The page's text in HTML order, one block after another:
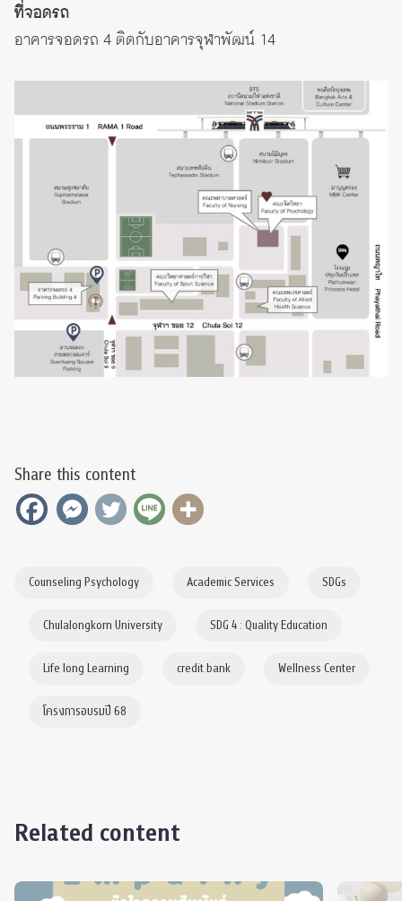
ที่จอดรถ
อาคารจอดรถ 4 ติดกับอาคารจุฬาพัฒน์ 14
Share this content
Counseling Psychology Academic Services SDGs
Chulalongkorn University SDG 4 : Quality Education
Life long Learning credit bank Wellness Center
โครงการอบรมปี 68
Related content